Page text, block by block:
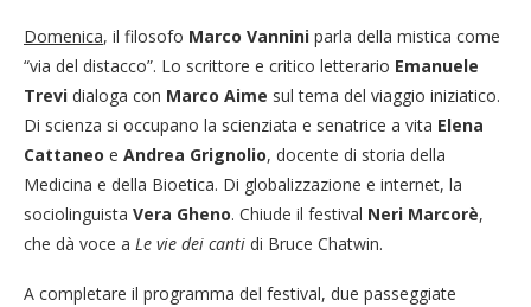
Domenica, il filosofo Marco Vannini parla della mistica come
“via del distacco”. Lo scrittore e critico letterario Emanuele
Trevi dialoga con Marco Aime sul tema del viaggio iniziatico.
Di scienza si occupano la scienziata e senatrice a vita Elena
Cattaneo e Andrea Grignolio, docente di storia della
Medicina e della Bioetica. Di globalizzazione e internet, la
sociolinguista Vera Gheno. Chiude il festival Neri Marcorè,
che dà voce a Le vie dei canti di Bruce Chatwin.
A completare il programma del festival, due passeggiate